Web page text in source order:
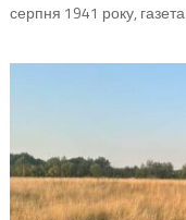
серпня 1941 року,
проханням дозволити